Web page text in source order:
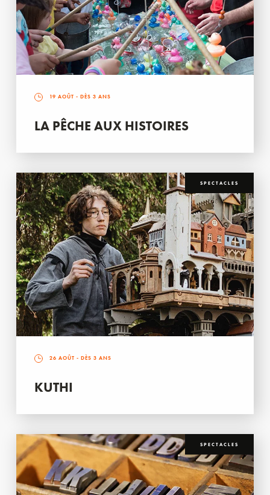
19 AOÛT - DÈS 3 ANS
LA PÊCHE AUX HISTOIRES
SPECTACLES
26 AOÛT - DÈS 3 ANS
KUTHI
SPECTACLES